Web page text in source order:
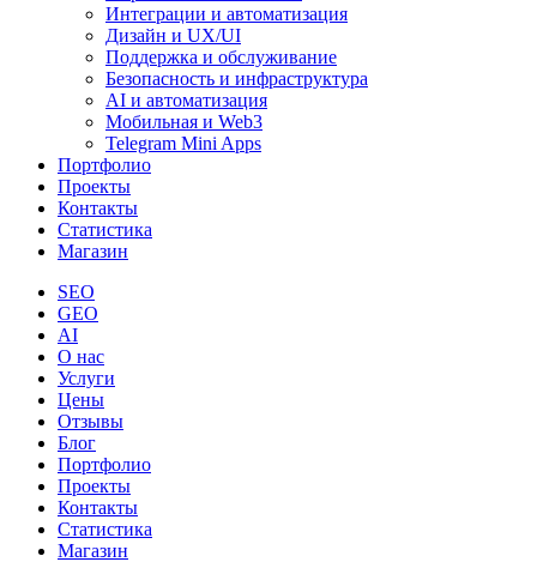
Интеграции и автоматизация
Дизайн и UX/UI
Поддержка и обслуживание
Безопасность и инфраструктура
AI и автоматизация
Мобильная и Web3
Telegram Mini Apps
Портфолио
Проекты
Контакты
Статистика
Магазин
SEO
GEO
AI
О нас
Услуги
Цены
Отзывы
Блог
Портфолио
Проекты
Контакты
Статистика
Магазин